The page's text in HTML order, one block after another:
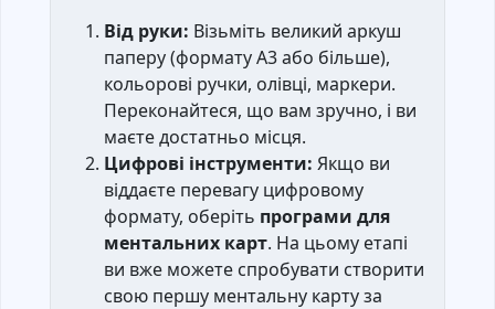
Від руки: Візьміть великий аркуш
паперу (формату А3 або більше),
кольорові ручки, олівці, маркери.
Переконайтеся, що вам зручно, і ви
маєте достатньо місця.
Цифрові інструменти: Якщо ви
віддаєте перевагу цифровому
формату, оберіть програми для
ментальних карт. На цьому етапі
ви вже можете спробувати створити
свою першу ментальну карту за